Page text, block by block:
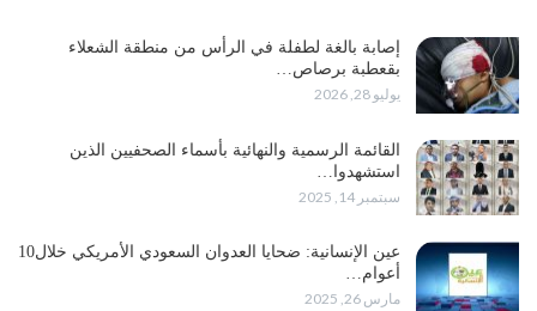
إصابة بالغة لطفلة في الرأس من منطقة الشعلاء
بقعطبة برصاص…
يوليو 28, 2026
القائمة الرسمية والنهائية بأسماء الصحفيين الذين
استشهدوا…
سبتمبر 14, 2025
عين الإنسانية: ضحايا العدوان السعودي الأمريكي خلال10
أعوام…
مارس 26, 2025